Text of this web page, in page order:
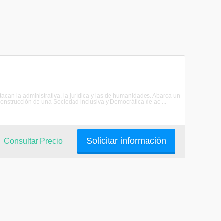
la administrativa, la jurídica y las de humanidades. Abarca un
de una Sociedad inclusiva y Democrática de ac ...
Solicitar información
Consultar Precio